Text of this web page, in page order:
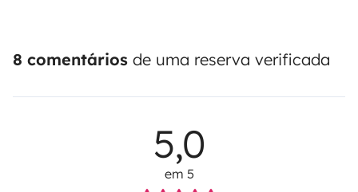
8 comentários de uma reserva verificada
5,0
em 5